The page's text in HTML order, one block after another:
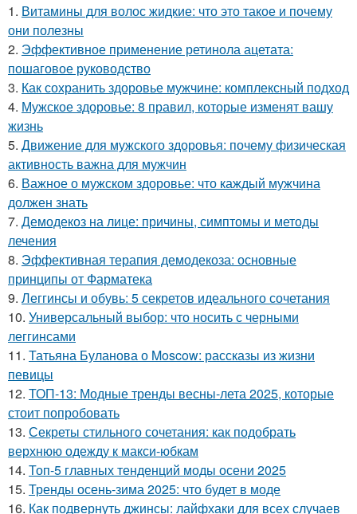
1. Витамины для волос жидкие: что это такое и почему
они полезны
2. Эффективное применение ретинола ацетата:
пошаговое руководство
3. Как сохранить здоровье мужчине: комплексный подход
4. Мужское здоровье: 8 правил, которые изменят вашу
жизнь
5. Движение для мужского здоровья: почему физическая
активность важна для мужчин
6. Важное о мужском здоровье: что каждый мужчина
должен знать
7. Демодекоз на лице: причины, симптомы и методы
лечения
8. Эффективная терапия демодекоза: основные
принципы от Фарматека
9. Леггинсы и обувь: 5 секретов идеального сочетания
10. Универсальный выбор: что носить с черными
леггинсами
11. Татьяна Буланова о Moscow: рассказы из жизни
певицы
12. ТОП-13: Модные тренды весны-лета 2025, которые
стоит попробовать
13. Секреты стильного сочетания: как подобрать
верхнюю одежду к макси-юбкам
14. Топ-5 главных тенденций моды осени 2025
15. Тренды осень-зима 2025: что будет в моде
16. Как подвернуть джинсы: лайфхаки для всех случаев